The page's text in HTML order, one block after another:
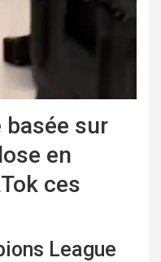
basée sur
en
ces
League